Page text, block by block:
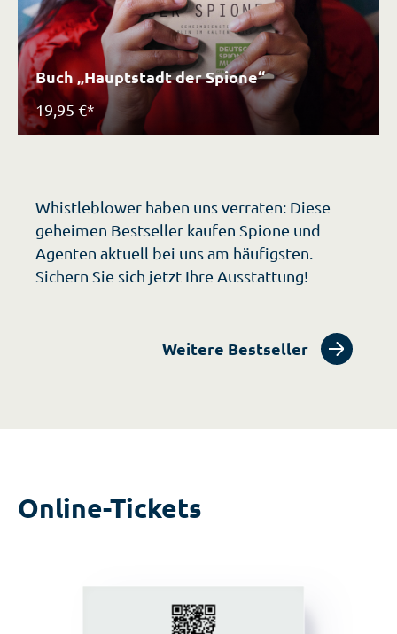
Buch „Hauptstadt der Spione“
19,95 €*
Whistleblower haben uns verraten: Diese
geheimen Bestseller kaufen Spione und
Agenten aktuell bei uns am häufigsten.
Sichern Sie sich jetzt Ihre Ausstattung!
Weitere Bestseller
Online-Tickets